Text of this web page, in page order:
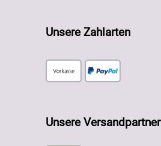
Unsere Zahlarten
Unsere Versandpartner